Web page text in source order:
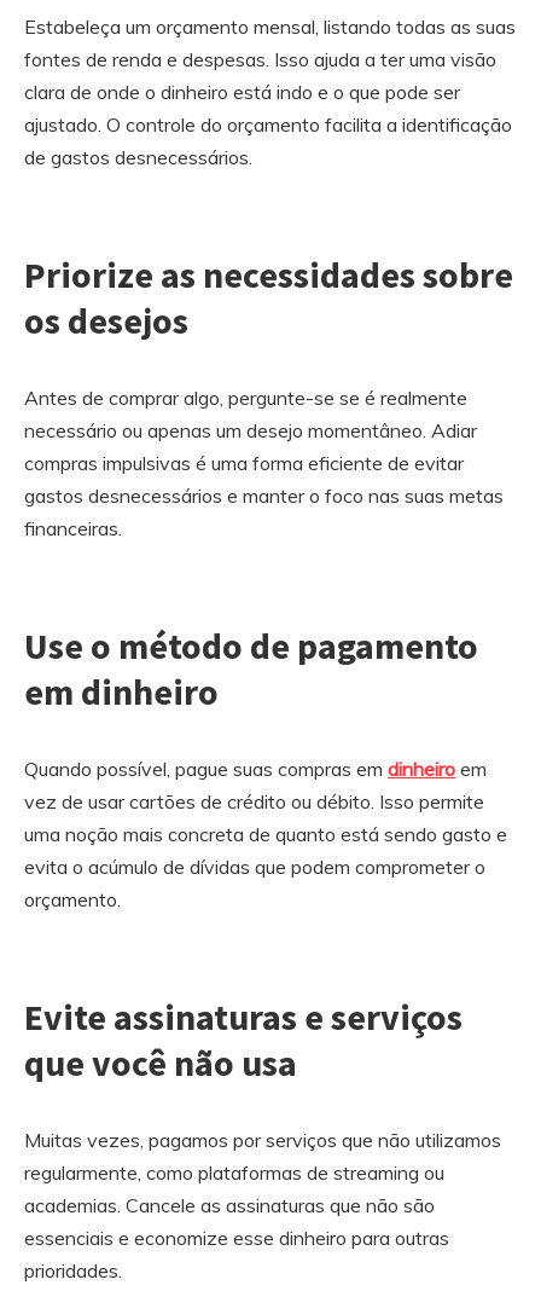
Estabeleça um orçamento mensal, listando todas as suas
fontes de renda e despesas. Isso ajuda a ter uma visão
clara de onde o dinheiro está indo e o que pode ser
ajustado. O controle do orçamento facilita a identificação
de gastos desnecessários.
Priorize as necessidades sobre
os desejos
Antes de comprar algo, pergunte-se se é realmente
necessário ou apenas um desejo momentâneo. Adiar
compras impulsivas é uma forma eficiente de evitar
gastos desnecessários e manter o foco nas suas metas
financeiras.
Use o método de pagamento
em dinheiro
Quando possível, pague suas compras em dinheiro em
vez de usar cartões de crédito ou débito. Isso permite
uma noção mais concreta de quanto está sendo gasto e
evita o acúmulo de dívidas que podem comprometer o
orçamento.
Evite assinaturas e serviços
que você não usa
Muitas vezes, pagamos por serviços que não utilizamos
regularmente, como plataformas de streaming ou
academias. Cancele as assinaturas que não são
essenciais e economize esse dinheiro para outras
prioridades.